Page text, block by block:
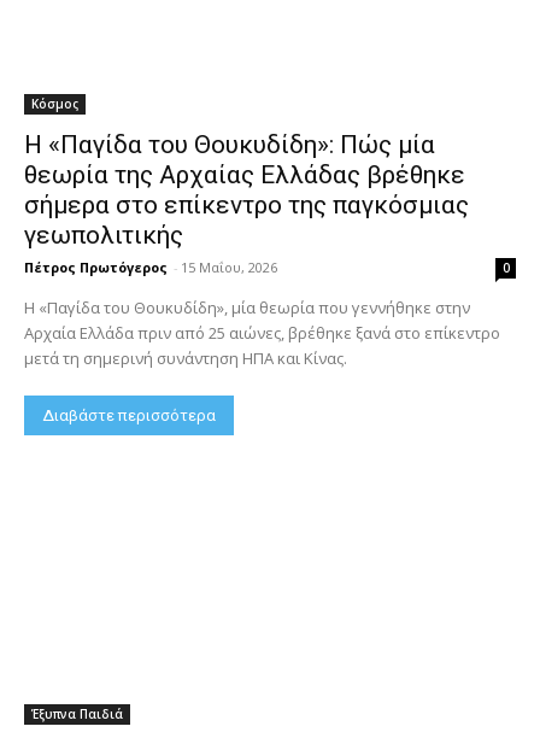
Κόσμος
Η «Παγίδα του Θουκυδίδη»: Πώς μία
θεωρία της Αρχαίας Ελλάδας βρέθηκε
σήμερα στο επίκεντρο της παγκόσμιας
γεωπολιτικής
Πέτρος Πρωτόγερος - 15 Μαΐου, 2026 0
Η «Παγίδα του Θουκυδίδη», μία θεωρία που γεννήθηκε στην
Αρχαία Ελλάδα πριν από 25 αιώνες, βρέθηκε ξανά στο επίκεντρο
μετά τη σημερινή συνάντηση ΗΠΑ και Κίνας.
Διαβάστε περισσότερα
Έξυπνα Παιδιά